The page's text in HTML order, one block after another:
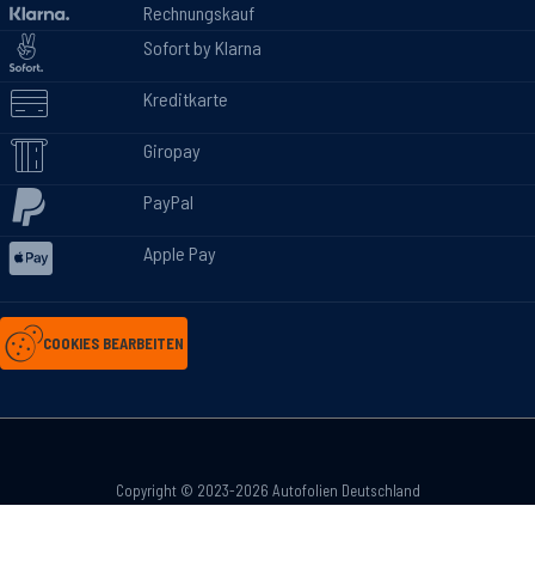
Rechnungskauf
Sofort by Klarna
Kreditkarte
Giropay
PayPal
Apple Pay
COOKIES BEARBEITEN
Copyright © 2023-2026 Autofolien Deutschland